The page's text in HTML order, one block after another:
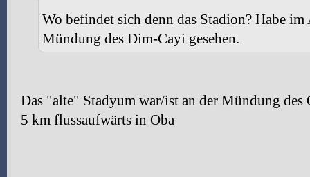
Wo befindet sich denn das Stadion? Habe
Mündung des Dim-Cayi gesehen.
Das "alte" Stadyum war/ist an der Mündung des
5 km flussaufwärts in Oba